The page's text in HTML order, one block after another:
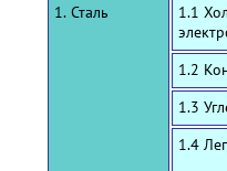
1. Сталь
1.1
1.2
1.3
1.4